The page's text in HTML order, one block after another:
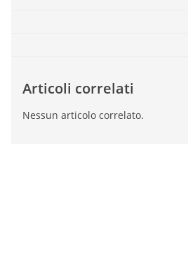
Articoli correlati
Nessun articolo correlato.